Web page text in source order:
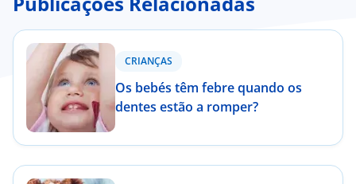
CRIANÇAS
Os bebés têm febre quando os
dentes estão a romper?